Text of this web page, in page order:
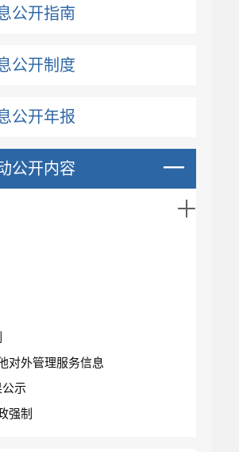
公开指南
公开制度
公开年报
公开内容
对外管理服务信息
公示
强制